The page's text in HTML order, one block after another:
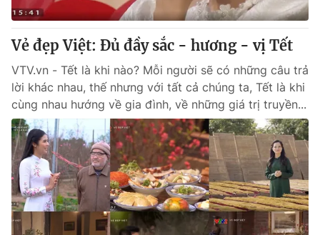
Vẻ đẹp Việt: Đủ đầy sắc - hương - vị Tết
VTV.vn - Tết là khi nào? Mỗi người sẽ có những câu trả
lời khác nhau, thế nhưng với tất cả chúng ta, Tết là khi
cùng nhau hướng về gia đình, về những giá trị truyền...